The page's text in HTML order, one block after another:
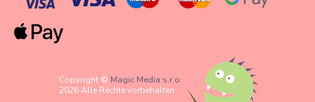
Copyright © Magic Media s.r.o.
2026 Alle Rechte vorbehalten